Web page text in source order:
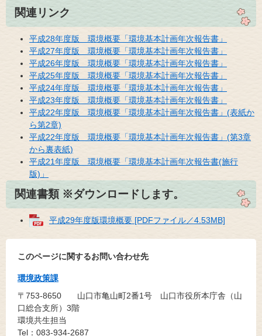
関連リンク
平成28年度版 環境概要「環境基本計画年次報告書」
平成27年度版 環境概要「環境基本計画年次報告書」
平成26年度版 環境概要「環境基本計画年次報告書」
平成25年度版 環境概要「環境基本計画年次報告書」
平成24年度版 環境概要「環境基本計画年次報告書」
平成23年度版 環境概要「環境基本計画年次報告書」
平成22年度版 環境概要「環境基本計画年次報告書」(表紙か
ら第2章)
平成22年度版 環境概要「環境基本計画年次報告書」(第3章
から裏表紙)
平成21年度版 環境概要「環境基本計画年次報告書(施行
版)」
関連書類 ※ダウンロードします。
平成29年度版環境概要 [PDFファイル／4.53MB]
このページに関するお問い合わせ先
環境政策課
〒753-8650
山口市亀山町2番1号 山口市役所本庁舎（山
口総合支所）3階
環境共生担当
Tel：083-934-2687